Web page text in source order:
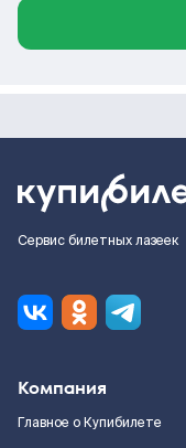
Сервис билетных лазеек
Компания
Главное о Купибилете